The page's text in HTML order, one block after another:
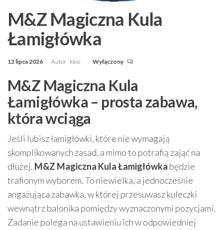
M&Z Magiczna Kula
Łamigłówka
12 lipca 2026 Autor kleo Wyłączony
M&Z Magiczna Kula
Łamigłówka – prosta zabawa,
która wciąga
Jeśli lubisz łamigłówki, które nie wymagają
skomplikowanych zasad, a mimo to potrafią zająć na
dłużej, M&Z Magiczna Kula Łamigłówka będzie
trafionym wyborem. To niewielka, a jednocześnie
angażująca zabawka, w której przesuwasz kuleczki
wewnątrz balonika pomiędzy wyznaczonymi pozycjami.
Zadanie polega na ustawieniu ich w odpowiedniej